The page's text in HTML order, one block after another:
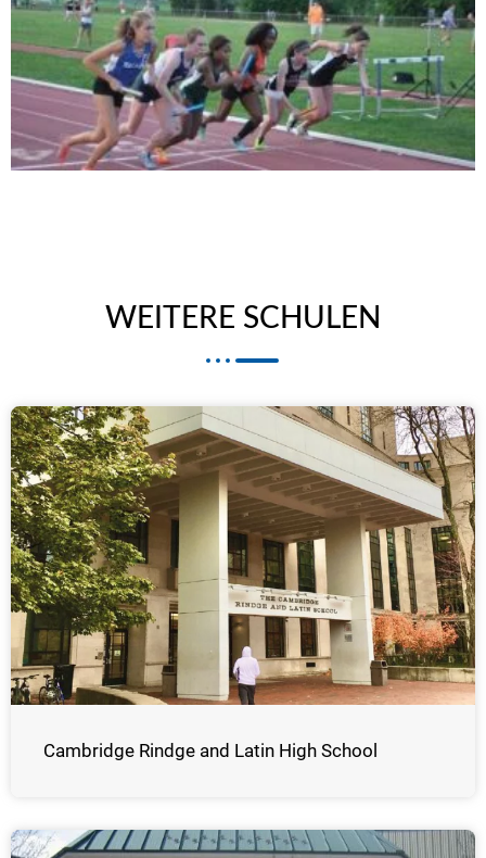
WEITERE SCHULEN
Cambridge Rindge and Latin High School